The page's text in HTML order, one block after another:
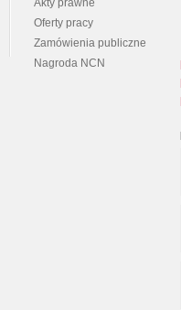
Akty prawne
Oferty pracy
Zamówienia publiczne
Nagroda NCN